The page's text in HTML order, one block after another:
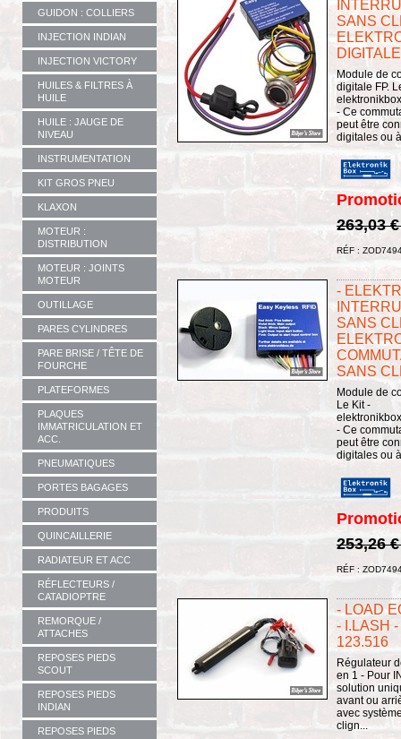
GUIDON : COLLIERS
INJECTION INDIAN
INJECTION VICTORY
HUILES & FILTRES À
HUILE
HUILE : JAUGE DE
NIVEAU
INSTRUMENTATION
KIT GROS PNEU
KLAXON
MOTEUR :
DISTRIBUTION
MOTEUR : JOINTS
MOTEUR
OUTILLAGE
PARES CYLINDRES
PARE BRISE / TÊTE DE
FOURCHE
PLATEFORMES
PLAQUES
IMMATRICULATION ET
ACC.
PNEUMATIQUES
PORTES BAGAGES
PRODUITS
QUINCAILLERIE
RADIATEUR ET ACC
RÉFLECTEURS /
CATADIOPTRE
REMORQUE /
ATTACHES
REPOSES PIEDS
SCOUT
REPOSES PIEDS
INDIAN
REPOSES PIEDS
SANS
Module de
digitale FP.
- Ce
peut être
digitales ou
263,03
RÉF :
-
SANS
SANS
Module de
Le Kit -
- Ce
peut être
digitales ou
253,26
RÉF :
- LOAD
- I.LASH
123.516
Régulateur
en 1 - Pour
solution
avant ou
avec
clign...